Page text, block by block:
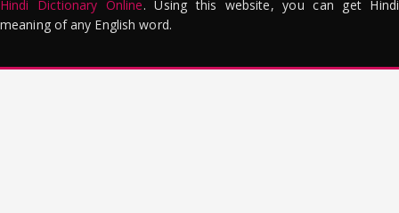
Hindi Dictionary Online. Using this website, you can get Hindi
meaning of any English word.